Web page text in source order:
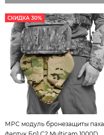
СКИДКА 30%
МРС модуль бронезащиты паха